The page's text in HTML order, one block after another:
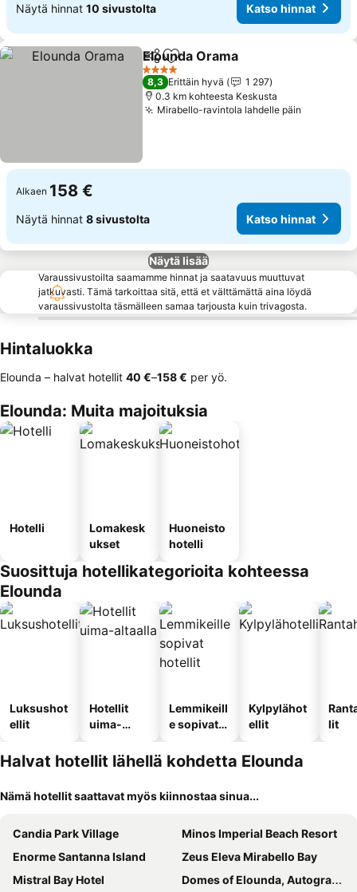
Näytä hinnat 10 sivustolta Katso hinnat
Jaa Lisää suosikkeihin
Elounda Orama
4 Tähtiluokitus
8,3 Erittäin hyvä
1 297
0.3 km kohteesta Keskusta
Mirabello-ravintola lahdelle päin
Alkaen 158 €
Näytä hinnat 8 sivustolta Katso hinnat
Näytä lisää
Varaussivustoilta saamamme hinnat ja saatavuus muuttuvat
jatkuvasti. Tämä tarkoittaa sitä, että et välttämättä aina löydä
varaussivustolta täsmälleen samaa tarjousta kuin trivagosta.
Hintaluokka
Elounda – halvat hotellit ‎40 €–‎158 € per yö.
Elounda: Muita majoituksia
Hotelli
Lomakesk
ukset
Huoneisto
hotelli
Suosittuja hotellikategorioita kohteessa
Elounda
Luksushot
ellit
Hotellit
uima-
Lemmikeill
e sopivat
Kylpylähot
ellit
lit
Halvat hotellit lähellä kohdetta Elounda
Nämä hotellit saattavat myös kiinnostaa sinua...
Candia Park Village
Minos Imperial Beach Resort
Enorme Santanna Island
Zeus Eleva Mirabello Bay
Mistral Bay Hotel
Domes of Elounda, Autograph Collection